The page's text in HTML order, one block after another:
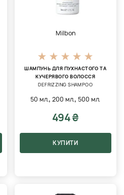
Milbon
ШАМПУНЬ ДЛЯ ПУХНАСТОГО ТА
КУЧЕРЯВОГО ВОЛОССЯ
DEFRIZZING SHAMPOO
50 мл.,200 мл., 500 мл.
494 ₴
КУПИТИ